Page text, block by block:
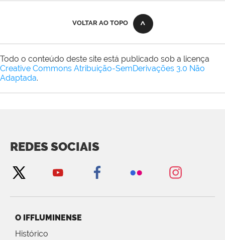
VOLTAR AO TOPO
Todo o conteúdo deste site está publicado sob a licença
Creative Commons Atribuição-SemDerivações 3.0 Não
Adaptada.
REDES SOCIAIS
O IFFLUMINENSE
Histórico